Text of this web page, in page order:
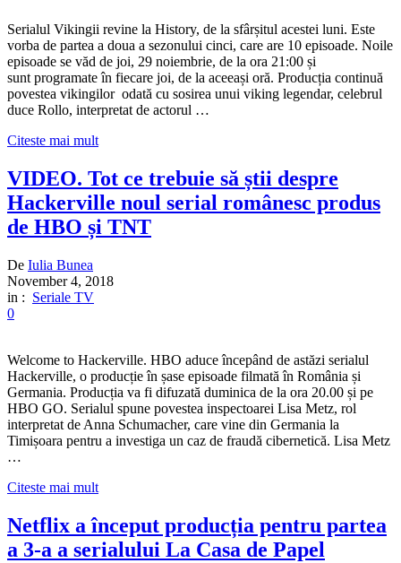
Serialul Vikingii revine la History, de la sfârșitul acestei luni. Este
vorba de partea a doua a sezonului cinci, care are 10 episoade. Noile
episoade se văd de joi, 29 noiembrie, de la ora 21:00 și
sunt programate în fiecare joi, de la aceeași oră. Producția continuă
povestea vikingilor odată cu sosirea unui viking legendar, celebrul
duce Rollo, interpretat de actorul …
Citeste mai mult
VIDEO. Tot ce trebuie să știi despre
Hackerville noul serial românesc produs
de HBO și TNT
De Iulia Bunea
November 4, 2018
in : Seriale TV
0
Welcome to Hackerville. HBO aduce începând de astăzi serialul
Hackerville, o producție în șase episoade filmată în România și
Germania. Producția va fi difuzată duminica de la ora 20.00 și pe
HBO GO. Serialul spune povestea inspectoarei Lisa Metz, rol
interpretat de Anna Schumacher, care vine din Germania la
Timișoara pentru a investiga un caz de fraudă cibernetică. Lisa Metz
…
Citeste mai mult
Netflix a început producția pentru partea
a 3-a a serialului La Casa de Papel